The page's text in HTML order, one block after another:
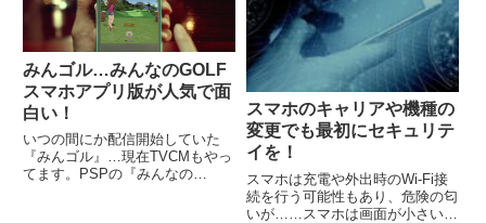
みんゴル…みんなのGOLF
スマホアプリ版が人気で面
白い！
いつの間にか配信開始していた
『みんゴル』…現在TVCMもやっ
てます。PSPの『みんなの
スマホのキャリアや機種の
変更でも最初にセキュリテ
イを！
スマホは充電や外出時のWi-Fi接
続を行う可能性もあり、危険の匂
いが……スマホは画面が小さいの